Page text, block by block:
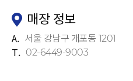
매장 정보
A. 서울 강남구 개포동 1201
T. 02-6449-9003